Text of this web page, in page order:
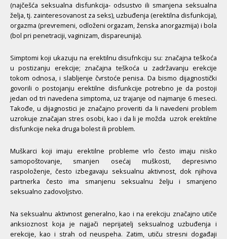
(najčešća seksualna disfunkcija- odsustvo ili smanjena seksualna
želja, tj. zainteresovanost za seks), uzbuđenja (erektilna disfunkcija),
orgazma (prevremeni, odloženi orgazam, ženska anorgazmija) i bola
(bol pri penetraciji, vaginizam, dispareunija).
Simptomi koji ukazuju na erektilnu disufnkciju su: značajna teškoća
u postizanju erekcije; značajna teškoća u zadržavanju erekcije
tokom odnosa, i slabljenje čvrstoće penisa. Da bismo dijagnostički
govorili o postojanju erektilne disfunkcije potrebno je da postoji
jedan od tri navedena simptoma, uz trajanje od najmanje 6 meseci.
Takođe, u dijagnostici je značajno proveriti da li navedeni problem
uzrokuje značajan stres osobi, kao i da li je možda uzrok erektilne
disfunkcije neka druga bolest ili problem.
Muškarci koji imaju erektilne probleme vrlo često imaju nisko
samopoštovanje, smanjen osećaj muškosti, depresivno
raspoloženje, često izbegavaju seksualnu aktivnost, dok njihova
partnerka često ima smanjenu seksualnu želju i smanjeno
seksualno zadovoljstvo.
Na seksualnu aktivnost generalno, kao i na erekciju značajno utiče
anksioznost koja je najjači neprijatelj seksualnog uzbuđenja i
erekcije, kao i strah od neuspeha. Zatim, utiču stresni događaji